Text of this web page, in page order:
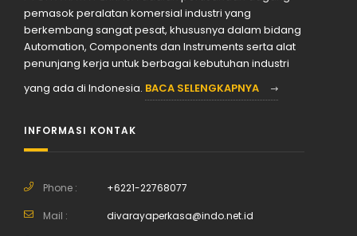
pemasok peralatan komersial industri yang
berkembang sangat pesat, khususnya dalam bidang
Automation, Components dan Instruments serta alat
penunjang kerja untuk berbagai kebutuhan industri
yang ada di Indonesia. BACA SELENGKAPNYA
INFORMASI KONTAK
Phone : +6221-22768077
Mail : divarayaperkasa@indo.net.id